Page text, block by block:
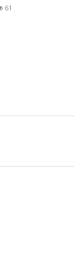
61